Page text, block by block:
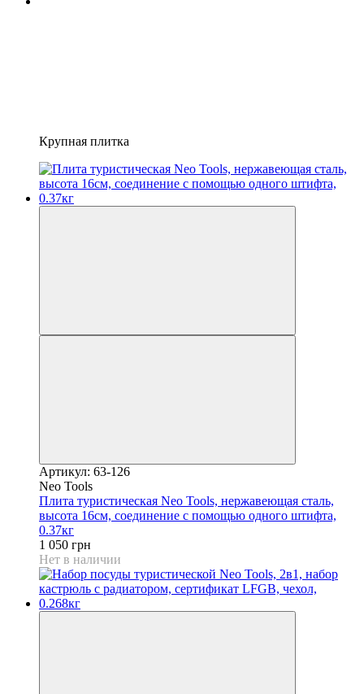
Крупная плитка
Артикул: 63-126
Neo Tools
Плита туристическая Neo Tools, нержавеющая сталь,
высота 16см, соединение с помощью одного штифта,
0.37кг
1 050 грн
Нет в наличии